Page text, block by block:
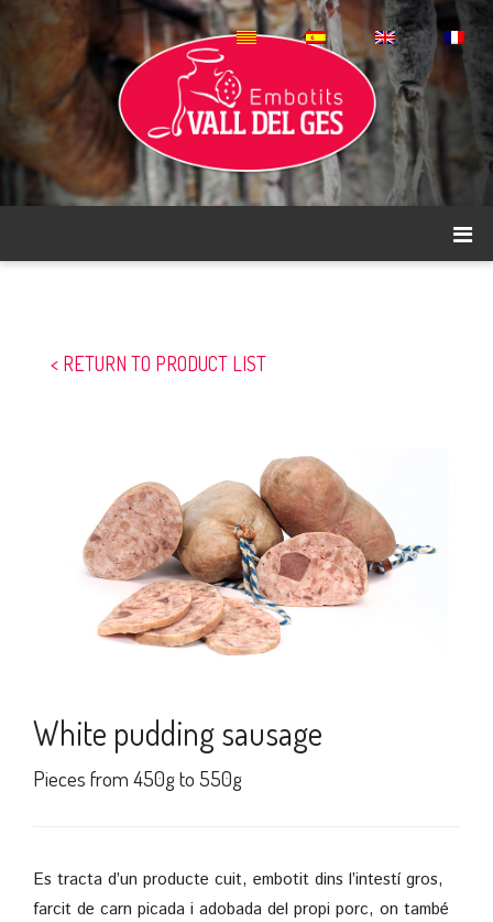
< RETURN TO PRODUCT LIST
White pudding sausage
Pieces from 450g to 550g
Es tracta d’un producte cuit, embotit dins l’intestí gros,
farcit de carn picada i adobada del propi porc, on també